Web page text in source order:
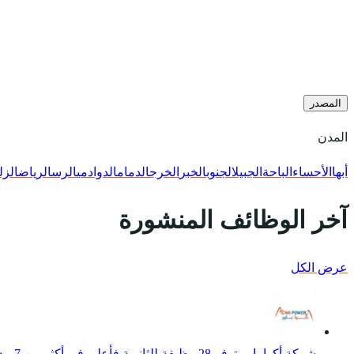
المصدر
المدن
أبها الأحساء الباحة الجبيلالجنوبالخبر الخرجالدمامالدوادميالرسالرياض
آخر الوظائف المنشورة
عرض الكل